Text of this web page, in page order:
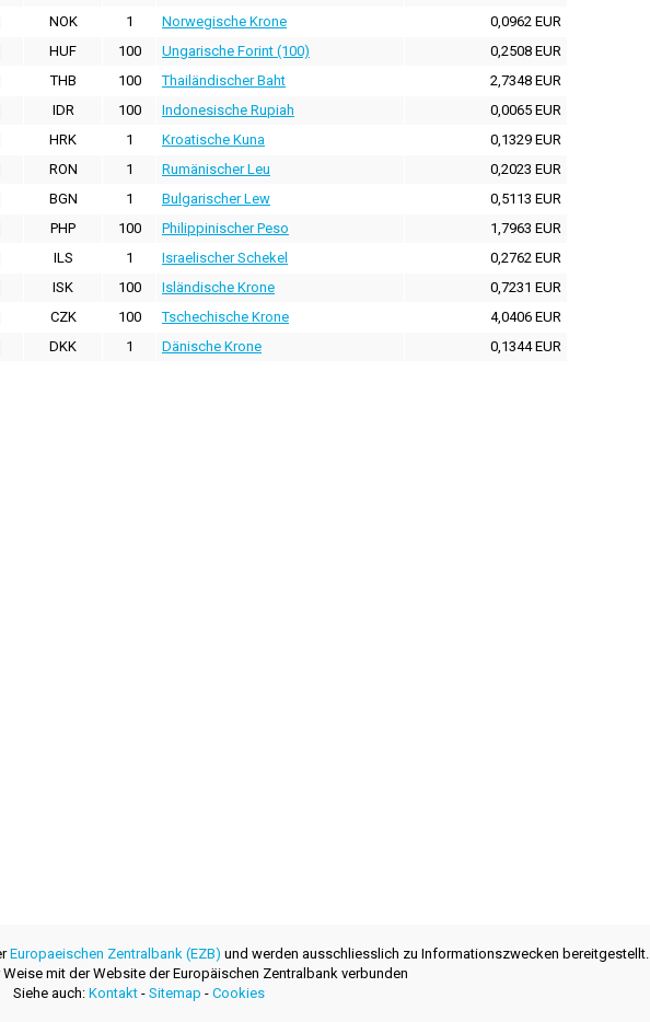
NOK
1 Norwegische Krone
0,0962 EUR
HUF
100 Ungarische Forint (100)
0,2508 EUR
THB
100 Thailändischer Baht
2,7348 EUR
IDR
100 Indonesische Rupiah
0,0065 EUR
HRK
1 Kroatische Kuna
0,1329 EUR
RON
1 Rumänischer Leu
0,2023 EUR
BGN
1 Bulgarischer Lew
0,5113 EUR
PHP
100 Philippinischer Peso
1,7963 EUR
ILS
1 Israelischer Schekel
0,2762 EUR
ISK
100 Isländische Krone
0,7231 EUR
CZK
100 Tschechische Krone
4,0406 EUR
DKK
1 Dänische Krone 0,1344 EUR
Europaeischen Zentralbank (EZB) und werden ausschliesslich zu Informationszwecken bereitgestellt.
mit der Website der Europäischen Zentralbank verbunden
Siehe auch: Kontakt- Sitemap - Cookies